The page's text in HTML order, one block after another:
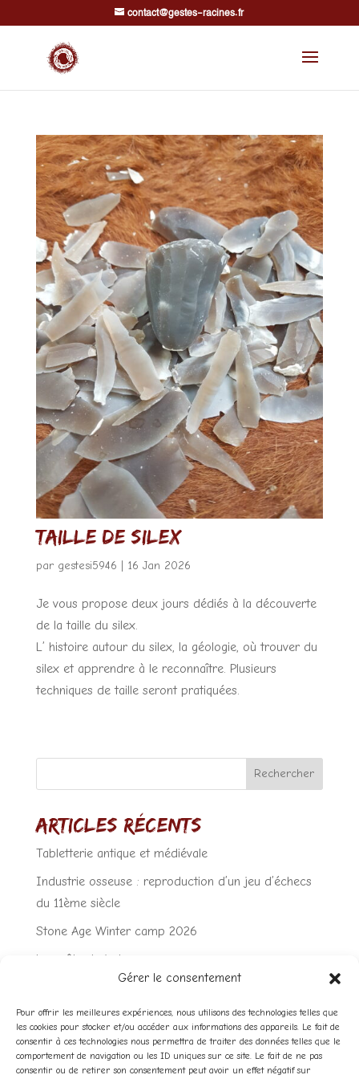
Gérer le consentement
Pour offrir les meilleures expériences, nous utilisons des technologies telles que
les cookies pour stocker et/ou accéder aux informations des appareils. Le fait de
consentir à ces technologies nous permettra de traiter des données telles que le
comportement de navigation ou les ID uniques sur ce site. Le fait de ne pas
consentir ou de retirer son consentement peut avoir un effet négatif sur
contact@gestes-racines.fr
Taille de silex
par gestesi5946 16 Jan 2026
Je vous propose deux jours dédiés à la découverte
de la taille du silex.
L’ histoire autour du silex, la géologie, où trouver du
silex et apprendre à le reconnaître. Plusieurs
techniques de taille seront pratiquées.
Rechercher
Articles récents
Tabletterie antique et médiévale
Industrie osseuse : reproduction d’un jeu d’échecs
du 11ème siècle
Stone Age Winter camp 2026
La quête du jade
Commentaires récents
Aucun commentaire à afficher.